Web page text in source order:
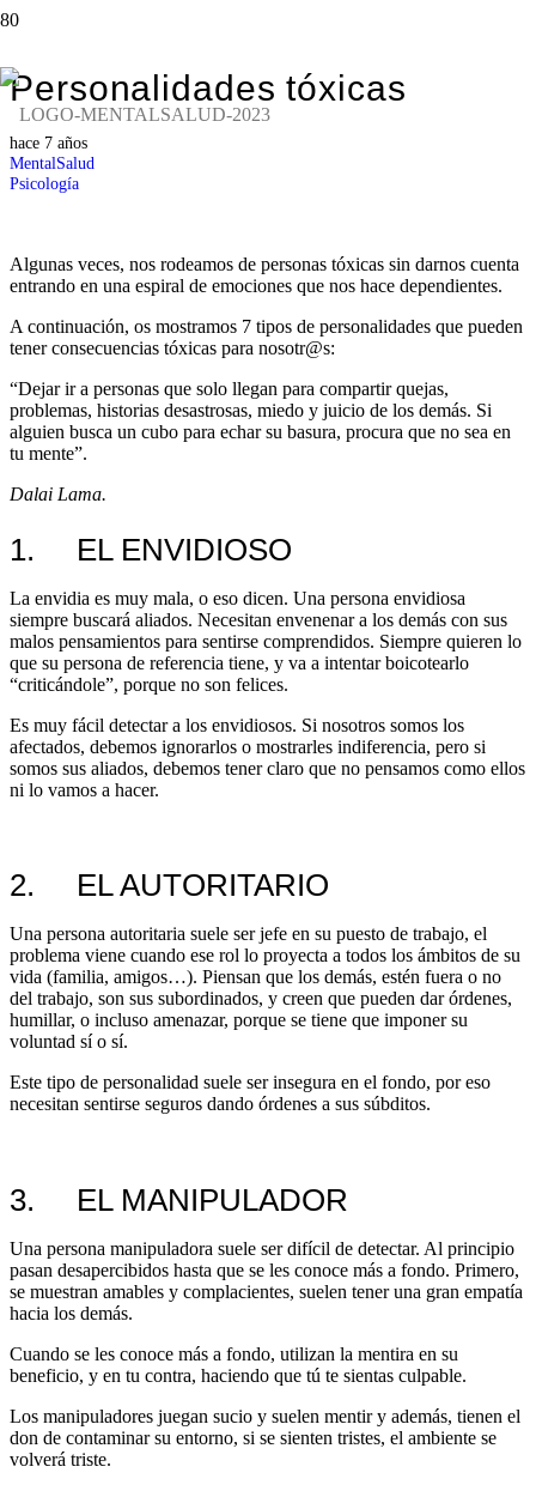
Personalidades tóxicas
hace 7 años
MentalSalud
Psicología
Algunas veces, nos rodeamos de personas tóxicas sin darnos cuenta
entrando en una espiral de emociones que nos hace dependientes.
A continuación, os mostramos 7 tipos de personalidades que pueden
tener consecuencias tóxicas para nosotr@s:
“Dejar ir a personas que solo llegan para compartir quejas,
problemas, historias desastrosas, miedo y juicio de los demás. Si
alguien busca un cubo para echar su basura, procura que no sea en
tu mente”.
Dalai Lama.
1. EL ENVIDIOSO
La envidia es muy mala, o eso dicen. Una persona envidiosa
siempre buscará aliados. Necesitan envenenar a los demás con sus
malos pensamientos para sentirse comprendidos. Siempre quieren lo
que su persona de referencia tiene, y va a intentar boicotearlo
“criticándole”, porque no son felices.
Es muy fácil detectar a los envidiosos. Si nosotros somos los
afectados, debemos ignorarlos o mostrarles indiferencia, pero si
somos sus aliados, debemos tener claro que no pensamos como ellos
ni lo vamos a hacer.
2. EL AUTORITARIO
Una persona autoritaria suele ser jefe en su puesto de trabajo, el
problema viene cuando ese rol lo proyecta a todos los ámbitos de su
vida (familia, amigos…). Piensan que los demás, estén fuera o no
del trabajo, son sus subordinados, y creen que pueden dar órdenes,
humillar, o incluso amenazar, porque se tiene que imponer su
voluntad sí o sí.
Este tipo de personalidad suele ser insegura en el fondo, por eso
necesitan sentirse seguros dando órdenes a sus súbditos.
3. EL MANIPULADOR
Una persona manipuladora suele ser difícil de detectar. Al principio
pasan desapercibidos hasta que se les conoce más a fondo. Primero,
se muestran amables y complacientes, suelen tener una gran empatía
hacia los demás.
Cuando se les conoce más a fondo, utilizan la mentira en su
beneficio, y en tu contra, haciendo que tú te sientas culpable.
Los manipuladores juegan sucio y suelen mentir y además, tienen el
don de contaminar su entorno, si se sienten tristes, el ambiente se
volverá triste.